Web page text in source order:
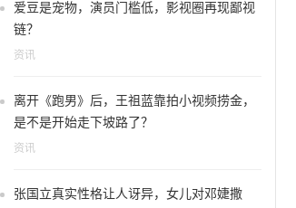
爱豆是宠物，演员门槛低，影视圈再现鄙视
链？
资讯
离开《跑男》后，王祖蓝靠拍小视频捞金，
是不是开始走下坡路了？
资讯
张国立真实性格让人讶异，女儿对邓婕撒